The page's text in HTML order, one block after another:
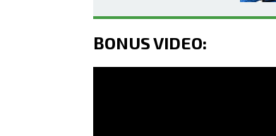
BONUS VIDEO:Vedro nebo
38°C